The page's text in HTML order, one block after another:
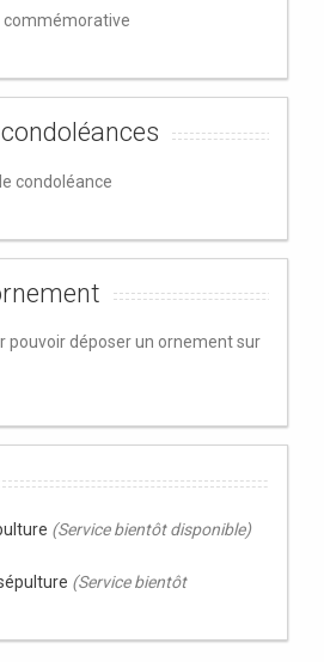
commémorative
condoléance
pouvoir déposer un ornement sur
(Service bientôt disponible)
(Service bientôt